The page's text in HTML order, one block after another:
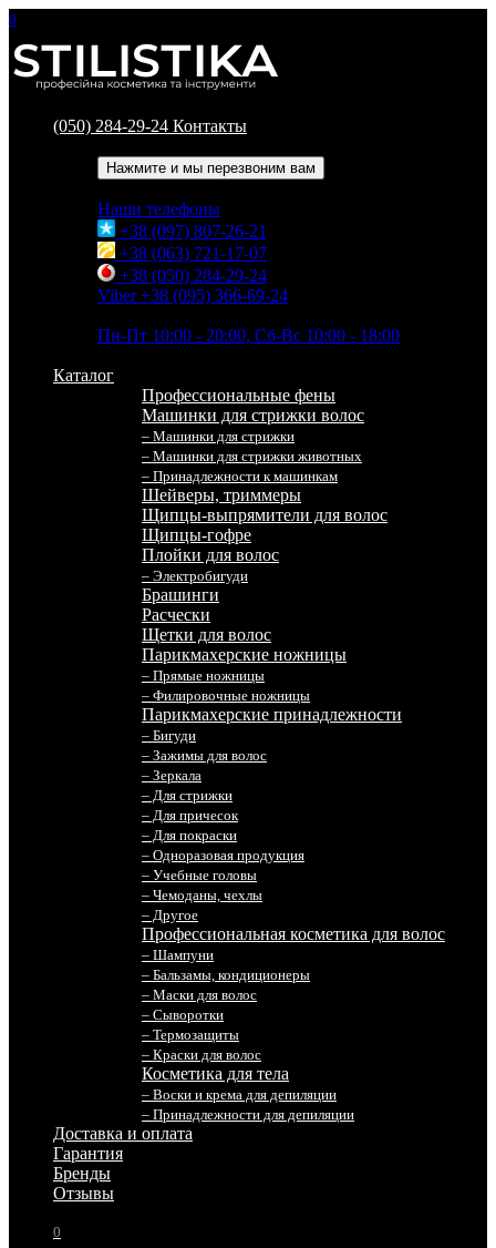
0
(050) 284-29-24 Контакты
Нажмите и мы перезвоним вам
Наши телефоны
+38 (097) 807-26-21
+38 (063) 721-17-07
+38 (050) 284-29-24
Viber +38 (095) 366-69-24
Пн-Пт 10:00 - 20:00, Сб-Вс 10:00 - 18:00
Каталог
Профессиональные фены
Машинки для стрижки волос
– Машинки для стрижки
– Машинки для стрижки животных
– Принадлежности к машинкам
Шейверы, триммеры
Щипцы-выпрямители для волос
Щипцы-гофре
Плойки для волос
– Электробигуди
Брашинги
Расчески
Щетки для волос
Парикмахерские ножницы
– Прямые ножницы
– Филировочные ножницы
Парикмахерские принадлежности
– Бигуди
– Зажимы для волос
– Зеркала
– Для стрижки
– Для причесок
– Для покраски
– Одноразовая продукция
– Учебные головы
– Чемоданы, чехлы
– Другое
Профессиональная косметика для волос
– Шампуни
– Бальзамы, кондиционеры
– Маски для волос
– Сыворотки
– Термозащиты
– Краски для волос
Косметика для тела
– Воски и крема для депиляции
– Принадлежности для депиляции
Доставка и оплата
Гарантия
Бренды
Отзывы
0